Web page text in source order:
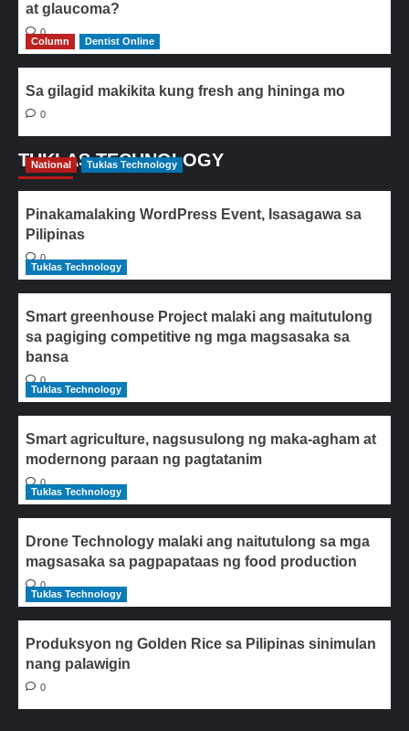
at glaucoma?
0
Column
Dentist Online
Sa gilagid makikita kung fresh ang hininga mo
0
TUKLAS TECHNOLOGY
National Tuklas Technology
Pinakamalaking WordPress Event, Isasagawa sa
Pilipinas
0
Tuklas Technology
Smart greenhouse Project malaki ang maitutulong
sa pagiging competitive ng mga magsasaka sa
bansa
0
Tuklas Technology
Smart agriculture, nagsusulong ng maka-agham at
modernong paraan ng pagtatanim
0
Tuklas Technology
Drone Technology malaki ang naitutulong sa mga
magsasaka sa pagpapataas ng food production
0
Tuklas Technology
Produksyon ng Golden Rice sa Pilipinas sinimulan
nang palawigin
0